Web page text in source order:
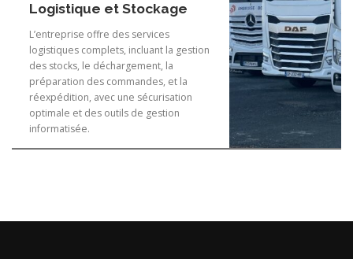
Logistique et Stockage
L’entreprise offre des services
logistiques complets, incluant la gestion
des stocks, le déchargement, la
préparation des commandes, et la
réexpédition, avec une sécurisation
optimale et des outils de gestion
informatisée.